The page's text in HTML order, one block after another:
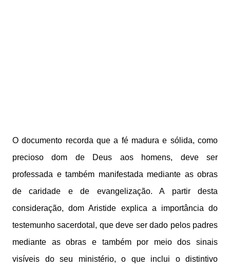
O documento recorda que a fé madura e sólida, como
precioso dom de Deus aos homens, deve ser
professada e também manifestada mediante as obras
de caridade e de evangelização. A partir desta
consideração, dom Aristide explica a importância do
testemunho sacerdotal, que deve ser dado pelos padres
mediante as obras e também por meio dos sinais
visíveis do seu ministério, o que inclui o distintivo